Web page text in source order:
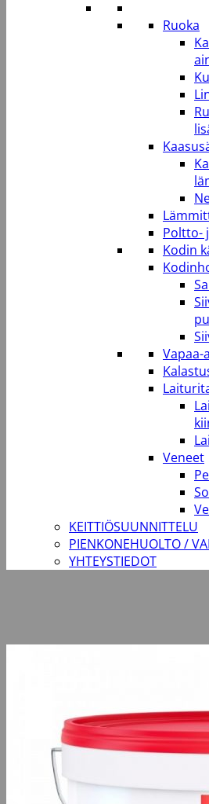
Ruoka
Poltto-
Kodin
Veneet
KEITTIÖSUUNNITTELU
PIENKONEHUOLTO /
YHTEYSTIEDOT